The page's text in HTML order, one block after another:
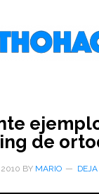
de
2010 BY MARIO